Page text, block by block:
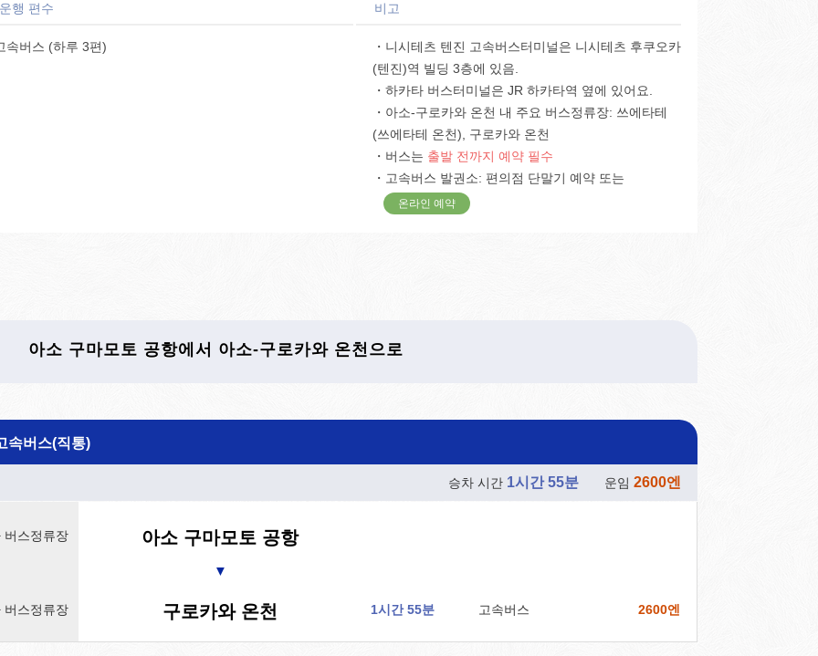
행 편수
속버스 (하루 3편)
비고
・니시테츠 텐진 고속버스터미널은 니시테츠 후쿠오카
(텐진)역 빌딩 3층에 있음.
・하카타 버스터미널은 JR 하카타역 옆에 있어요.
・아소-구로카와 온천 내 주요 버스정류장: 쓰에타테
(쓰에타테 온천), 구로카와 온천
・버스는 출발 전까지 예약 필수
・고속버스 발권소: 편의점 단말기 예약 또는
온라인 예약
아소 구마모토 공항에서 아소-구로카와 온천으로
속버스(직통)
승차 시간 1시간 55분 운임 2600엔
버스정류장 아소 구마모토 공항
▼
버스정류장 구로카와 온천 1시간 55분 고속버스 2600엔